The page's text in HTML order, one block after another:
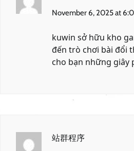
November 6, 2025 at
kuwin sở hữu kho
đến trò chơi bài đổi
cho bạn những giây
站群程序